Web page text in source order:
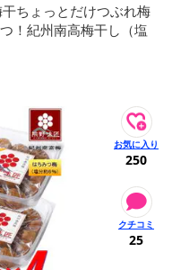
ちょっとだけつぶれ梅
！紀州南高梅干し（塩
250
25